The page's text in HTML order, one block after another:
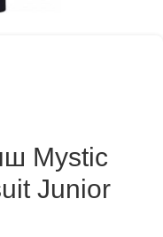
Mystic
Junior